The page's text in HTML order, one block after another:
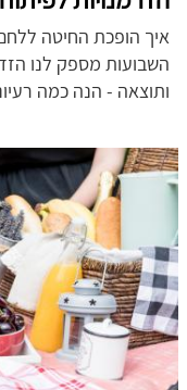
איך הופכת החיטה
השבועות מספק לנו
ותוצאה - הנה כמה